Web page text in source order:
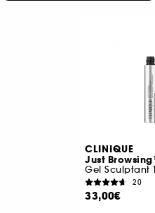
CLINIQUE
Just
Gel Sculptant
20
33,00€